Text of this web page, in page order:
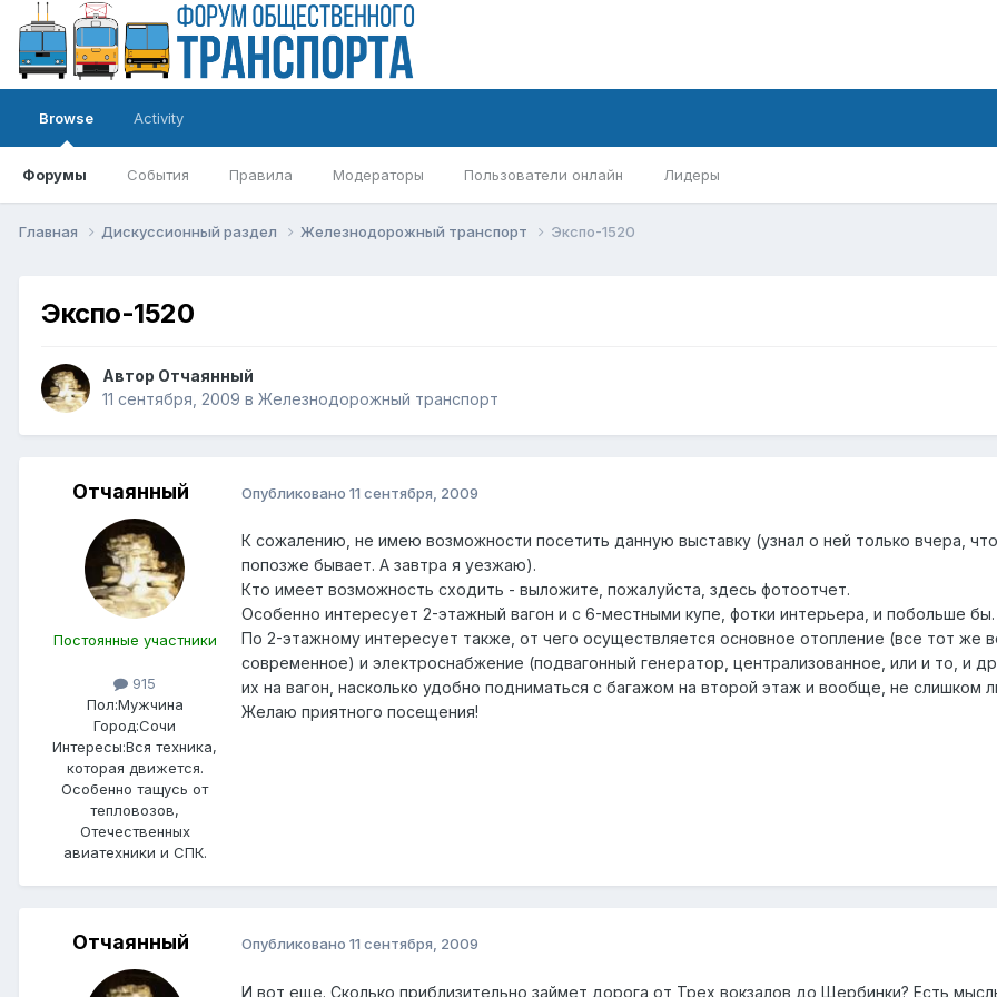
Browse
Форумы События Правила Модераторы Пользователи онлайн Лидеры
Activity
Главная Дискуссионный раздел Железнодорожный транспорт Экспо-1520
Экспо-1520
Автор Отчаянный
11 сентября, 2009 в Железнодорожный транспорт
Отчаянный
Постоянные участники
915
Пол:Мужчина
Город:Сочи
Интересы:Вся техника,
которая движется.
Особенно тащусь от
тепловозов,
Отечественных
авиатехники и СПК.
Опубликовано 11 сентября, 2009
К сожалению, не имею возможности посетить данную выставку (узнал о ней только вчера,
попозже бывает. А завтра я уезжаю).
Кто имеет возможность сходить - выложите, пожалуйста, здесь фотоотчет.
Особенно интересует 2-этажный вагон и с 6-местными купе, фотки интерьера, и побольше бы.
По 2-этажному интересует также, от чего осуществляется основное отопление (все тот же
современное) и электроснабжение (подвагонный генератор, централизованное, или и то, и
их на вагон, насколько удобно подниматься с багажом на второй этаж и вообще, не слишком
Желаю приятного посещения!
Отчаянный Опубликовано 11 сентября, 2009
И вот еще. Сколько приблизительно займет дорога от Трех вокзалов до Щербинки? Есть